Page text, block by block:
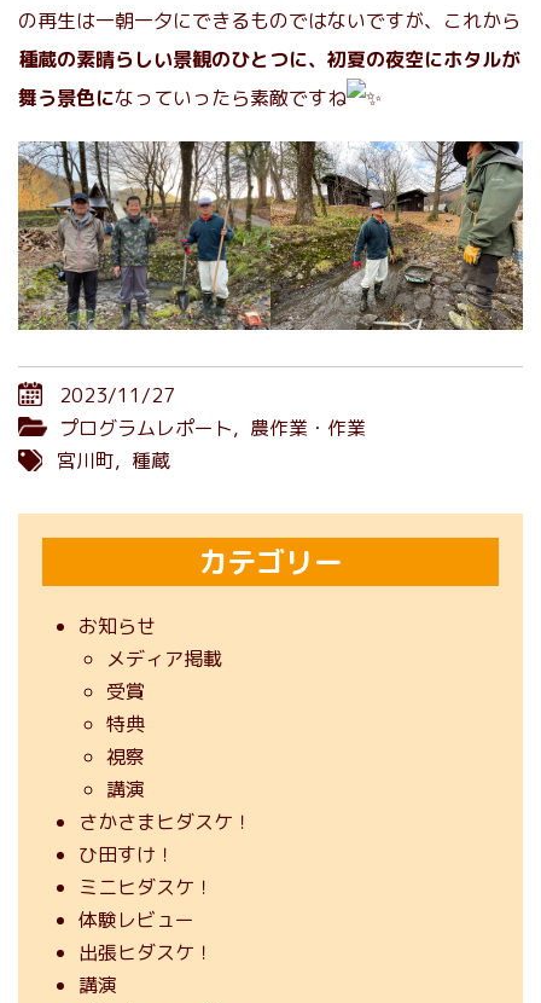
の再生は一朝一夕にできるものではないですが、これから
種蔵の素晴らしい景観のひとつに、初夏の夜空にホタルが
舞う景色になっていったら素敵ですね
2023/11/27
プログラムレポート, 農作業・作業
宮川町, 種蔵
カテゴリー
お知らせ
メディア掲載
受賞
特典
視察
講演
さかさまヒダスケ！
ひ田すけ！
ミニヒダスケ！
体験レビュー
出張ヒダスケ！
講演